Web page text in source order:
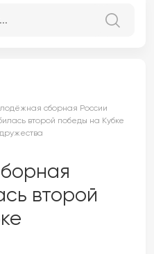
сборная России
второй победы на Кубке
второй